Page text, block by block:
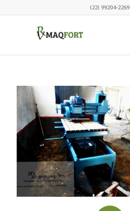
(22) 99204-2269